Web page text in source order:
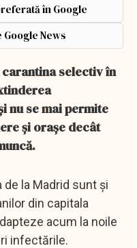
în Google
News
selectiv în
nu se mai permite
şi oraşe decât
la Madrid sunt şi
din capitala
acum la noile
infectările.